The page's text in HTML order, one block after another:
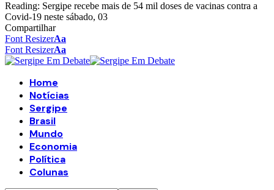
Reading: Sergipe recebe mais de 54 mil doses de vacinas contra a
Covid-19 neste sábado, 03
Compartilhar
Font ResizerAa
Font ResizerAa
Home
Notícias
Sergipe
Brasil
Mundo
Economia
Política
Colunas